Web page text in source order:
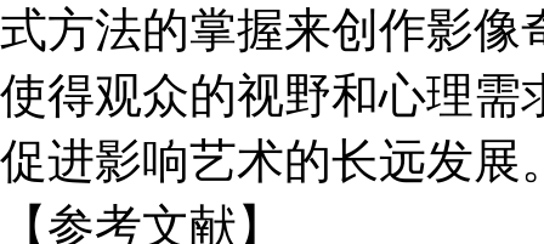
式方法的掌握来创作影像
使得观众的视野和心理需
促进影响艺术的长远发展
【参考文献】